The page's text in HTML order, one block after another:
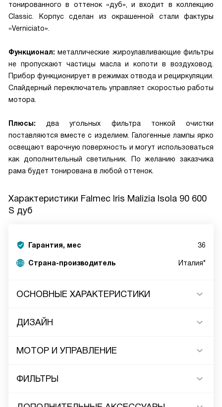
тонированного в оттенок «дуб», и входит в коллекцию
Classic. Корпус сделан из окрашенной стали фактуры
«Verniciato».
Функционал: металлические жироулавливающие фильтры
не пропускают частицы масла и копоти в воздуховод.
Прибор функционирует в режимах отвода и рециркуляции.
Слайдерный переключатель управляет скоростью работы
мотора.
Плюсы:два угольных фильтра тонкой очистки
поставляются вместе с изделием. Галогенные лампы ярко
освещают варочную поверхность и могут использоваться
как дополнительный светильник. По желанию заказчика
рама будет тонирована в любой оттенок.
Характеристики Falmec Iris Malizia Isola 90 600
S дуб
Гарантия, мес 36
Страна-производитель Италия*
ОСНОВНЫЕ ХАРАКТЕРИСТИКИ
ДИЗАЙН
МОТОР И УПРАВЛЕНИЕ
ФИЛЬТРЫ